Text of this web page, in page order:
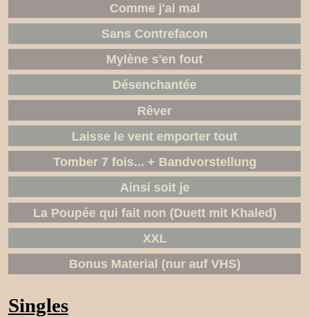
Comme j'ai mal
Sans Contrefacon
Mylène s'en fout
Désenchantée
Rêver
Laisse le vent emporter tout
Tomber 7 fois... + Bandvorstellung
Ainsi soit je
La Poupée qui fait non (Duett mit Khaled)
XXL
Bonus Material (nur auf VHS)
Singles